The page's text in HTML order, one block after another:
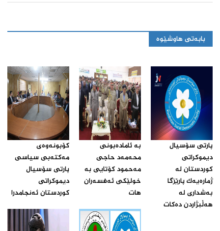
بابەتی هاوشێوە
پارتی سۆسیال
دیموكراتی
كوردستان له‌
ژماره‌یه‌ك پارێزگا
به‌شداری له‌
هه‌ڵبژاردن ده‌كات‌
بە ئامادەبونی
محەمەد حاجی
مەحمود کۆتایی بە
خولێکی ئەفسەران
هات‌
كۆبونه‌وه‌ی
مه‌كته‌بی سیاسی
پارتی سۆسیال
دیموكراتی
كوردستان ئه‌نجامدرا‌